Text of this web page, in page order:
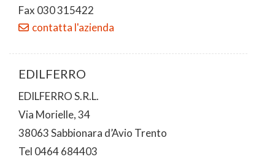
Fax 030 315422
contatta l'azienda
EDILFERRO
EDILFERRO S.R.L.
Via Morielle, 34
38063 Sabbionara d’Avio Trento
Tel 0464 684403